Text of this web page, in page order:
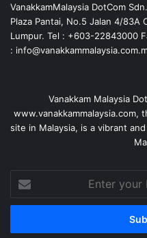
VanakkamMalaysia DotCom
Plaza Pantai, No.5 Jalan 4/83A
Lumpur. Tel : +603-22843000
:
Vanakkam Malaysia
www.vanakkammalaysia.com,
site in Malaysia, is a vibrant
your
Email